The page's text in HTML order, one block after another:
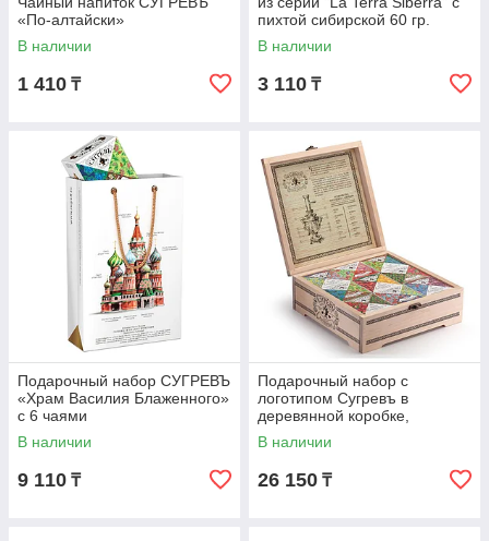
«По‑алтайски»
В наличии
1 410 ₸
пихтой сибирской 60 гр.
В наличии
3 110 ₸
Подарочный набор СУГРЕВЪ
«Храм Василия Блаженного»
с 6 чаями
В наличии
9 110 ₸
Подарочный набор с
логотипом Сугревъ в
деревянной коробке,
коллекция из 9 чаёв
В наличии
26 150 ₸